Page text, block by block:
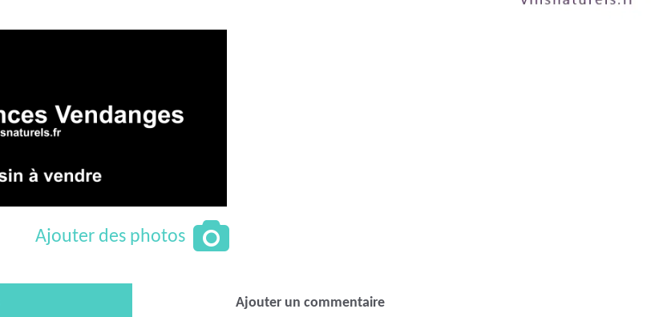
Ajouter des photos
Ajouter un commentaire